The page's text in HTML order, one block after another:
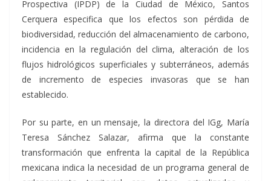
Prospectiva (IPDP) de la Ciudad de México, Santos
Cerquera especifica que los efectos son pérdida de
biodiversidad, reducción del almacenamiento de carbono,
incidencia en la regulación del clima, alteración de los
flujos hidrológicos superficiales y subterráneos, además
de incremento de especies invasoras que se han
establecido.
Por su parte, en un mensaje, la directora del IGg, María
Teresa Sánchez Salazar, afirma que la constante
transformación que enfrenta la capital de la República
mexicana indica la necesidad de un programa general de